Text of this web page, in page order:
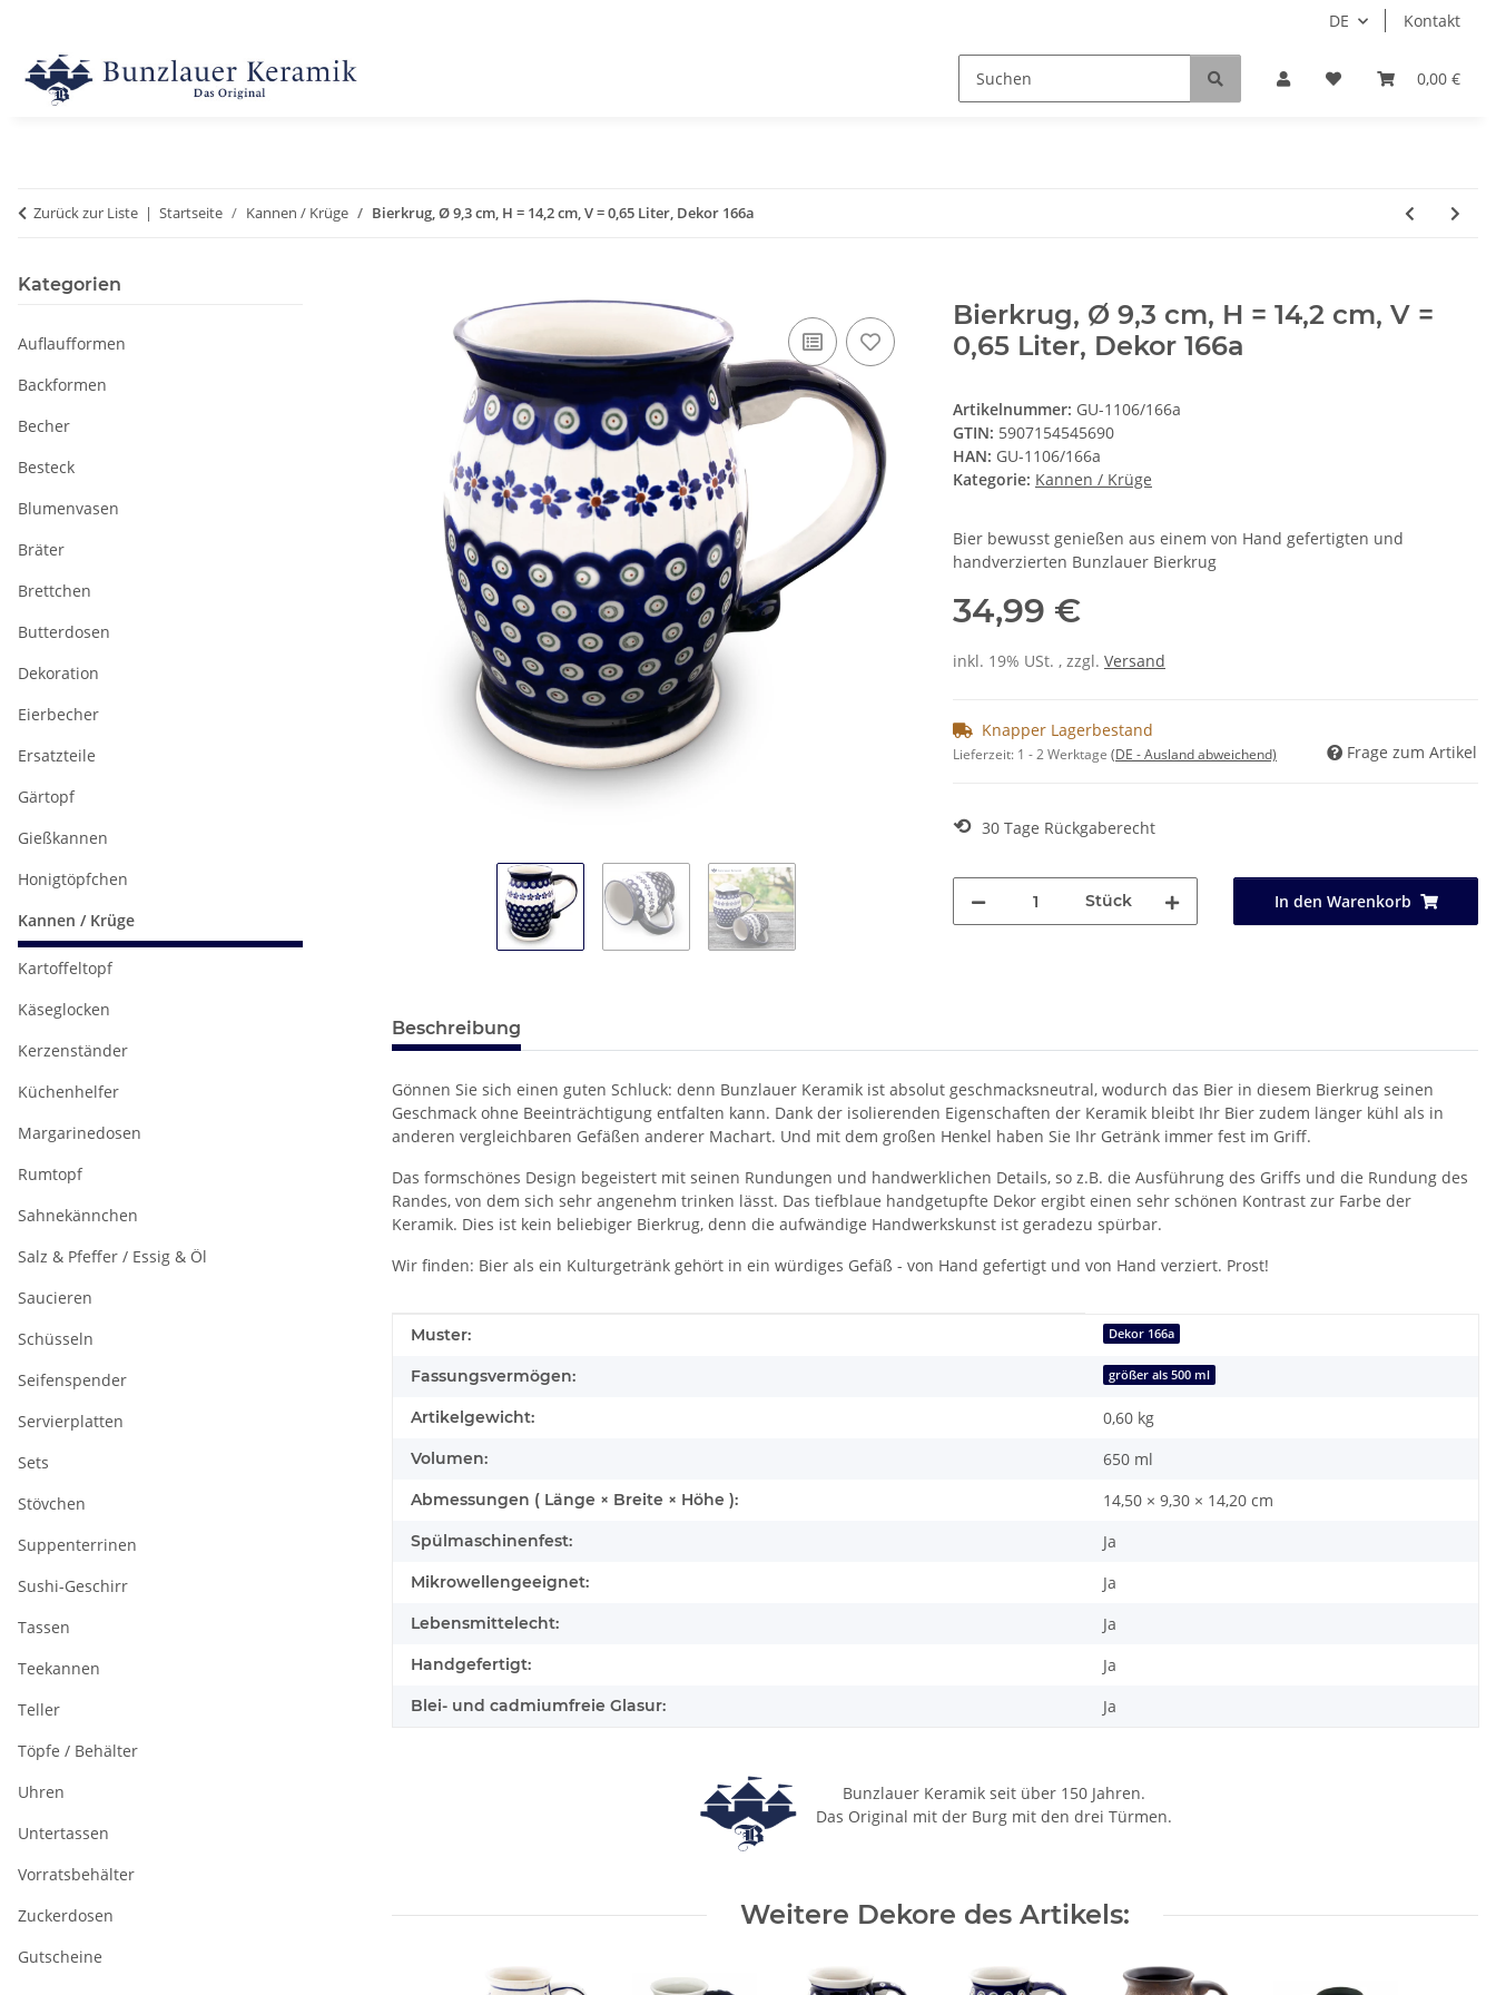
DE Kontakt
0,00 €
Zurück zur Liste Startseite Kannen / Krüge Bierkrug, Ø 9,3 cm, H = 14,2 cm, V = 0,65 Liter, Dekor 166a
Bierkrug, Ø 9,3 cm, H = 14,2 cm, V =
0,65 Liter, Dekor 166a
Artikelnummer: GU-1106/166a
GTIN: 5907154545690
HAN: GU-1106/166a
Kategorie: Kannen / Krüge
Bier bewusst genießen aus einem von Hand gefertigten und
handverzierten Bunzlauer Bierkrug
34,99 €
inkl. 19% USt. , zzgl. Versand
Knapper Lagerbestand
Lieferzeit: 1 - 2 Werktage (DE - Ausland abweichend) Frage zum Artikel
⟲ 30 Tage Rückgaberecht
Stück In den Warenkorb
Beschreibung
Gönnen Sie sich einen guten Schluck: denn Bunzlauer Keramik ist absolut geschmacksneutral, wodurch das Bier in diesem Bierkrug seinen
Geschmack ohne Beeinträchtigung entfalten kann. Dank der isolierenden Eigenschaften der Keramik bleibt Ihr Bier zudem länger kühl als in
anderen vergleichbaren Gefäßen anderer Machart. Und mit dem großen Henkel haben Sie Ihr Getränk immer fest im Griff.
Das formschönes Design begeistert mit seinen Rundungen und handwerklichen Details, so z.B. die Ausführung des Griffs und die Rundung des
Randes, von dem sich sehr angenehm trinken lässt. Das tiefblaue handgetupfte Dekor ergibt einen sehr schönen Kontrast zur Farbe der
Keramik. Dies ist kein beliebiger Bierkrug, denn die aufwändige Handwerkskunst ist geradezu spürbar.
Wir finden: Bier als ein Kulturgetränk gehört in ein würdiges Gefäß - von Hand gefertigt und von Hand verziert. Prost!
Produkteigenschaft
Wert
Muster: Dekor 166a
Fassungsvermögen: größer als 500 ml
Artikelgewicht: 0,60 kg
Volumen: 650 ml
Abmessungen ( Länge × Breite × Höhe ): 14,50 × 9,30 × 14,20 cm
Spülmaschinenfest: Ja
Mikrowellengeeignet: Ja
Lebensmittelecht: Ja
Handgefertigt: Ja
Blei- und cadmiumfreie Glasur: Ja
Bunzlauer Keramik seit über 150 Jahren.
Das Original mit der Burg mit den drei Türmen.
Weitere Dekore des Artikels:
Kategorien
Auflaufformen
Backformen
Becher
Besteck
Blumenvasen
Bräter
Brettchen
Butterdosen
Dekoration
Eierbecher
Ersatzteile
Gärtopf
Gießkannen
Honigtöpfchen
Kannen / Krüge
Kartoffeltopf
Käseglocken
Kerzenständer
Küchenhelfer
Margarinedosen
Rumtopf
Sahnekännchen
Salz & Pfeffer / Essig & Öl
Saucieren
Schüsseln
Seifenspender
Servierplatten
Sets
Stövchen
Suppenterrinen
Sushi-Geschirr
Tassen
Teekannen
Teller
Töpfe / Behälter
Uhren
Untertassen
Vorratsbehälter
Zuckerdosen
Gutscheine